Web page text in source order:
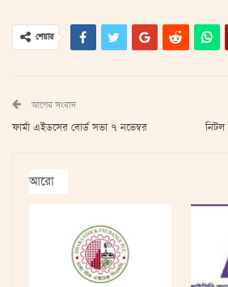
শেয়ার
আগের সংবাদ
ফার্মা এইডসের বোর্ড সভা ৭ নভেম্বর নিটল
আরো